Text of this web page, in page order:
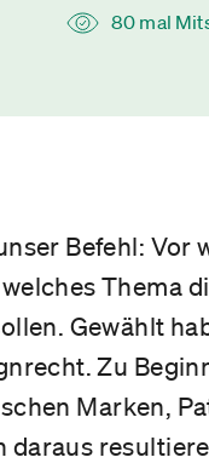
80 mal
Befehl:
Thema
Gewählt
Zu
Marken,
daraus